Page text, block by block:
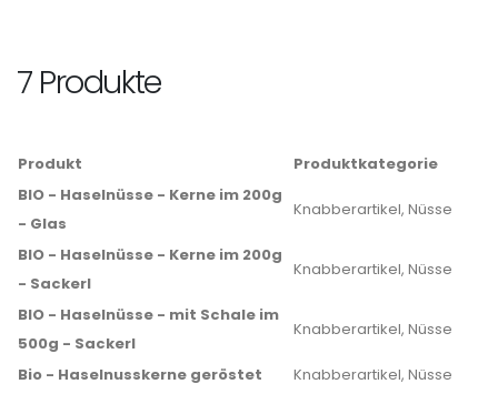
7 Produkte
Produkt
Produktkategorie
BIO - Haselnüsse - Kerne im 200g
- Glas
Knabberartikel, Nüsse
BIO - Haselnüsse - Kerne im 200g
- Sackerl
Knabberartikel, Nüsse
BIO - Haselnüsse - mit Schale im
500g - Sackerl
Knabberartikel, Nüsse
Bio - Haselnusskerne geröstet
Knabberartikel, Nüsse